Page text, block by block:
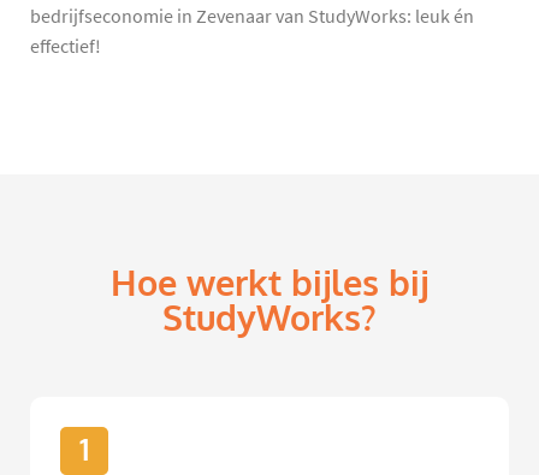
bedrijfseconomie in Zevenaar van StudyWorks: leuk én
effectief!
Hoe werkt bijles bij
StudyWorks?
1